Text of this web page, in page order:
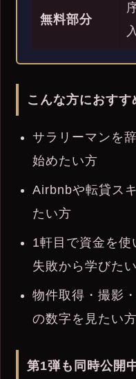
無料部分
こんな方におすす
サラリーマンを
始めたい方
Airbnbや転貸ス
たい方
1軒目で資金を
失敗から学びた
物件取得・撮影
の数字を見たい方
第1弾も同時公開